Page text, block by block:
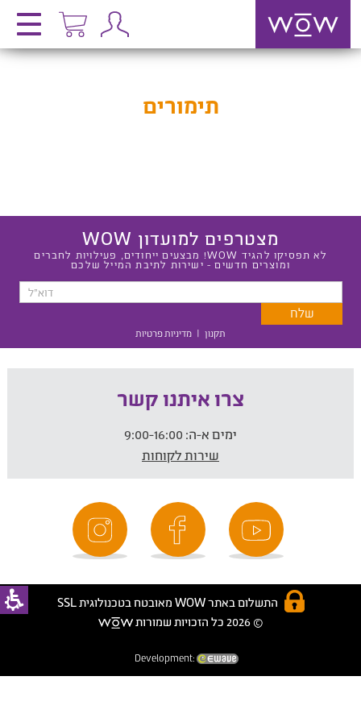
תימורים
מצטרפים למועדון WOW
לא תפסיקו להגיד WOW! מבצעים ייחודים, פעילויות לחברים
ומוצרים חדשים - ישירות לתיבת המייל שלכם
תקנון | מדיניות פרטיות
צרו איתנו קשר
ימים א-ה:
שירות לקוחות
התשלום באתר WOW מאובטח בטכנולוגית SSL
© 2026 כל הזכויות שמורות
Development: